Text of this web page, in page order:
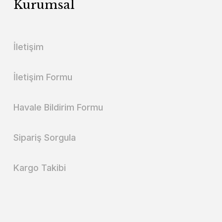
Kurumsal
İletişim
İletişim Formu
Havale Bildirim Formu
Sipariş Sorgula
Kargo Takibi